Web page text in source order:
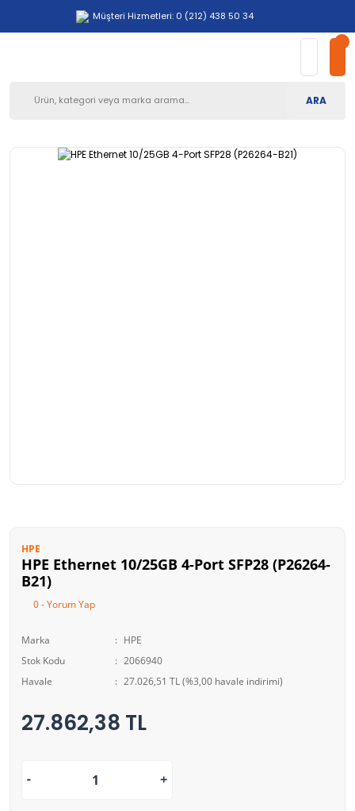
Müşteri Hizmetleri: 0 (212) 438 50 34
ARA
HPE
HPE Ethernet 10/25GB 4-Port SFP28 (P26264-
B21)
0 - Yorum Yap
Marka
HPE
Stok Kodu
2066940
Havale
27.026,51 TL (%3,00 havale indirimi)
27.862,38 TL